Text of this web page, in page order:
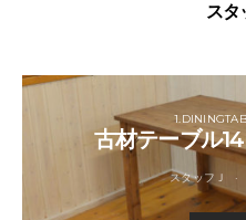
スタ
古材テーブル
スタッフＪ